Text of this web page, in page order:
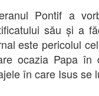
Pontif a
său și a
este pericolul
ocazia Papa în
în care Isus se